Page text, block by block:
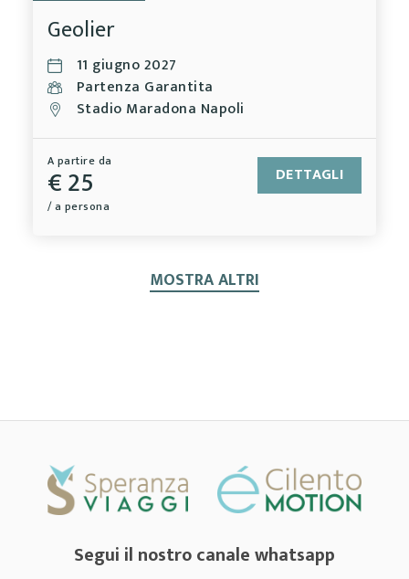
Geolier
11 giugno 2027
Partenza Garantita
Stadio Maradona Napoli
A partire da
€ 25
/ a persona
DETTAGLI
MOSTRA ALTRI
Segui il nostro canale whatsapp